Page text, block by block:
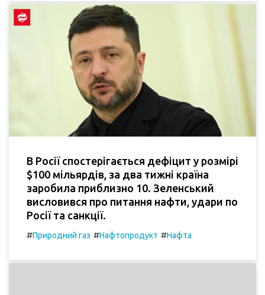
В Росії спостерігається дефіцит у розмірі
$100 мільярдів, за два тижні країна
заробила приблизно 10. Зеленський
висловився про питання нафти, удари по
Росії та санкції.
#Природний газ #Нафтопродукт #Нафта